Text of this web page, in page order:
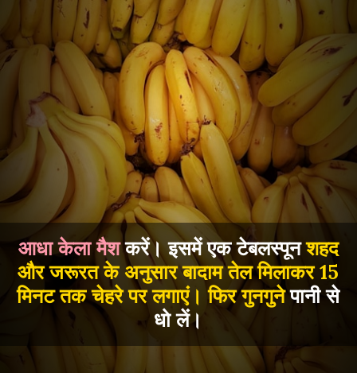
आधा केला मैशकरें। इसमें एक टेबलस्पूनशहद
और जरूरत के अनुसार बादाम तेल मिलाकर 15
मिनट तक चेहरे पर लगाएं। फिर गुनगुनेपानी से
धो लें।